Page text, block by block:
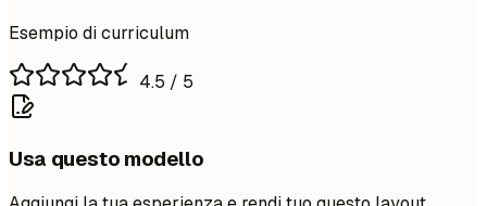
Esempio di curriculum
4.5 / 5
Usa questo modello